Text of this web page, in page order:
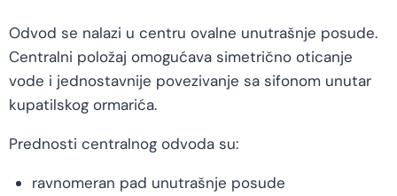
Odvod se nalazi u centru ovalne unutrašnje posude.
Centralni položaj omogućava simetrično oticanje
vode i jednostavnije povezivanje sa sifonom unutar
kupatilskog ormarića.
Prednosti centralnog odvoda su:
ravnomeran pad unutrašnje posude